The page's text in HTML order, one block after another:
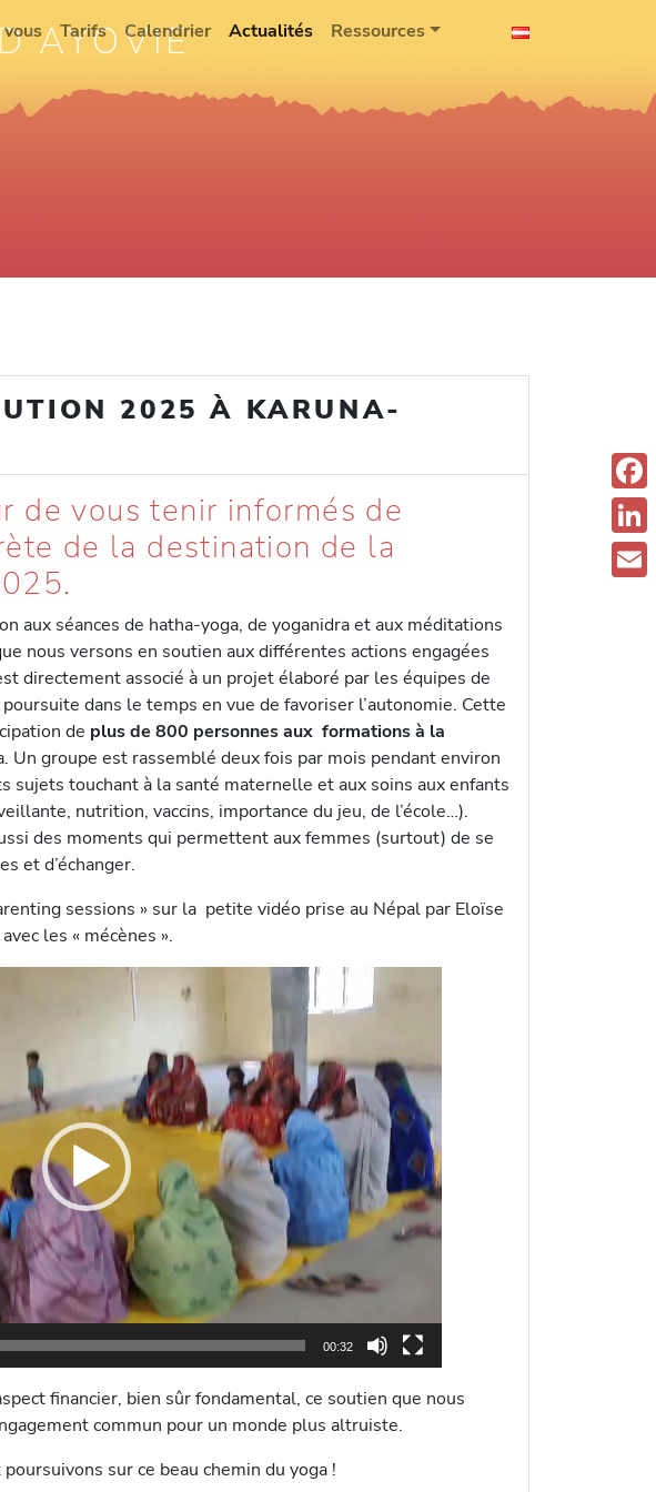
vous Tarifs Calendrier Actualités Ressources
2025 À KARUNA-
de vous tenir informés de
de la destination de la
aux séances de hatha-yoga, de yoganidra et aux méditations
nous versons en soutien aux différentes actions engagées
directement associé à un projet élaboré par les équipes de
dans le temps en vue de favoriser l’autonomie. Cette
de plus de 800 personnes aux formations à la
Un groupe est rassemblé deux fois par mois pendant environ
sujets touchant à la santé maternelle et aux soins aux enfants
nutrition, vaccins, importance du jeu, de l’école…).
des moments qui permettent aux femmes (surtout) de se
et d’échanger.
sessions » sur la petite vidéo prise au Népal par Eloïse
les « mécènes ».
00:32
financier, bien sûr fondamental, ce soutien que nous
commun pour un monde plus altruiste.
sur ce beau chemin du yoga !
F
a
c
L